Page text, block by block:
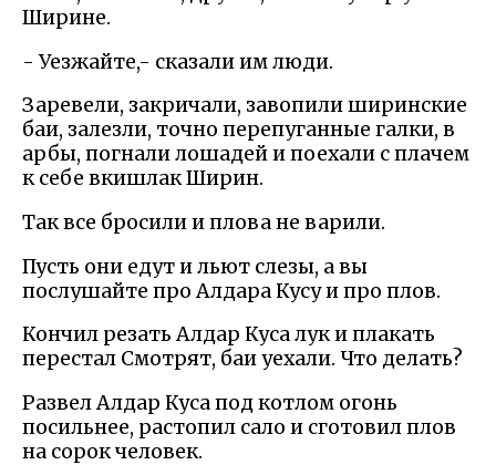
Ширине.
- Уезжайте,- сказали им люди.
Заревели, закричали, завопили ширинские
баи, залезли, точно перепуганные галки, в
арбы, погнали лошадей и поехали с плачем
к себе вкишлак Ширин.
Так все бросили и плова не варили.
Пусть они едут и льют слезы, а вы
послушайте про Алдара Кусу и про плов.
Кончил резать Алдар Куса лук и плакать
перестал Смотрят, баи уехали. Что делать?
Развел Алдар Куса под котлом огонь
посильнее, растопил сало и сготовил плов
на сорок человек.